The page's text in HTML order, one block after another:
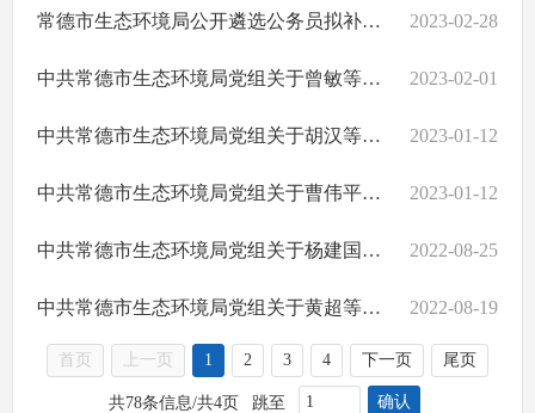
常德市生态环境局公开遴选公务员拟补录人员名单公示 2023-02-28
中共常德市生态环境局党组关于曾敏等9名同志职务职级任免的通知 2023-02-01
中共常德市生态环境局党组关于胡汉等2名同志职务职级任免的通知 2023-01-12
中共常德市生态环境局党组关于曹伟平等12名同志职务职级任免的通知 2023-01-12
中共常德市生态环境局党组关于杨建国等3名同志试用期满正式任职的通知 2022-08-25
中共常德市生态环境局党组关于黄超等3名同志职务职级任免的通知 2022-08-19
首页 上一页 1 2 3 4 下一页 尾页
共78条信息/共4页 跳至 确认